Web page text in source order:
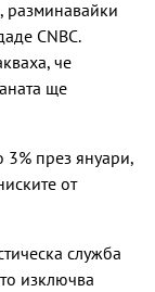
разминавайки
CNBC.
че
ще
през януари,
от
служба
изключва